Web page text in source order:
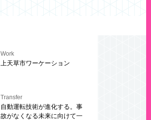
Work
上天草市ワーケーション
Transfer
自動運転技術が進化する。事
故がなくなる未来に向けて一